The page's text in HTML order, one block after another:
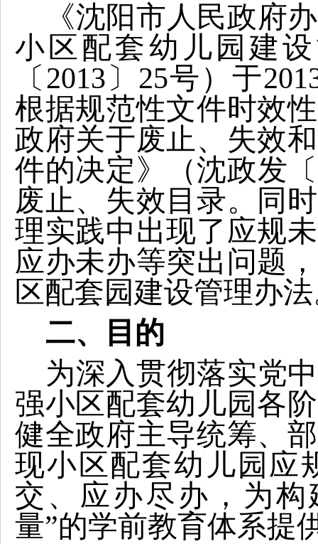
《沈阳市人民政府
小区配套幼儿园建
〔2013〕25号）于
根据规范性文件时效
政府关于废止、失效
件的决定》（沈政发
废止、失效目录。同
理实践中出现了应规
应办未办等突出问题
区配套园建设管理办
二、目的
为深入贯彻落实党
强小区配套幼儿园各
健全政府主导统筹、
现小区配套幼儿园应
交、应办尽办，为
量”的学前教育体系提